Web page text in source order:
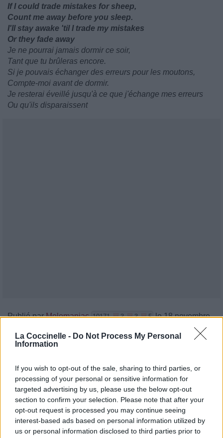
La Coccinelle - Do Not Process My Personal
Information
If you wish to opt-out of the sale, sharing to third parties, or
processing of your personal or sensitive information for
targeted advertising by us, please use the below opt-out
section to confirm your selection. Please note that after your
opt-out request is processed you may continue seeing
interest-based ads based on personal information utilized by
us or personal information disclosed to third parties prior to
If I could trade mistakes for sheep,
Count me away before you sleep.
I'll stay awake 'til I trade my mistakes
Or they fade away
Je ne pourrai jamais dormir ce soir,
Tant que tu brûleras encore.
Si je pouvais échanger des erreurs pour les moutons,
Compte-moi avant de dormir.
Je resterai éveillé jusqu'à ce que j'échange mes erreurs
Ou qu'ils disparaissent
Publié parMelomaniac 10171 3 3 5 le 18 novembre
Paroles + Traduction Téléchargement
Vidéos
Commentaires